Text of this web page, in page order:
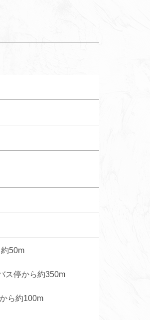
50m
停から約350m
ら約100m